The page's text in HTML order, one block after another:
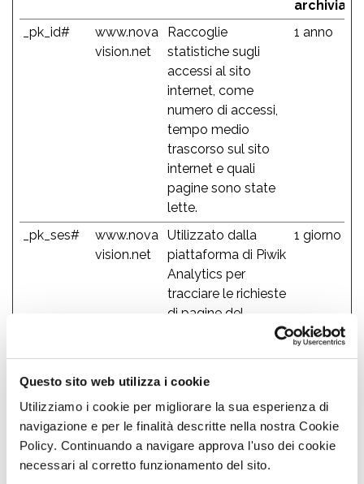
Questo sito web utilizza i cookie
Utilizziamo i cookie per migliorare la sua esperienza di
navigazione e per le finalità descritte nella nostra Cookie
Policy. Continuando a navigare approva l'uso dei cookie
necessari al corretto funzionamento del sito.
_pk_id#
www.nova
vision.net
Raccoglie
statistiche sugli
accessi al sito
internet, come
numero di accessi,
tempo medio
trascorso sul sito
internet e quali
pagine sono state
lette.
1 anno
_pk_ses#
www.nova
vision.net
Utilizzato dalla
piattaforma di Piwik
Analytics per
tracciare le richieste
di pagine del
visitatore durante la
1 giorno
Marketing (12)
I cookie di marketing vengono utilizzati per tracciare i